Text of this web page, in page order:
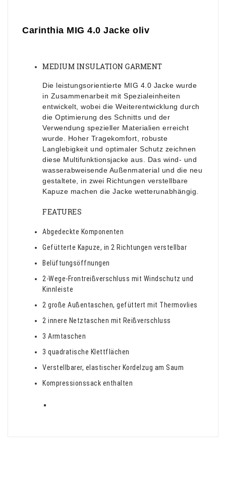
Carinthia MIG 4.0 Jacke oliv
MEDIUM INSULATION GARMENT
Die leistungsorientierte MIG 4.0 Jacke wurde
in Zusammenarbeit mit Spezialeinheiten
entwickelt, wobei die Weiterentwicklung durch
die Optimierung des Schnitts und der
Verwendung spezieller Materialien erreicht
wurde. Hoher Tragekomfort, robuste
Langlebigkeit und optimaler Schutz zeichnen
diese Multifunktionsjacke aus. Das wind- und
wasserabweisende Außenmaterial und die neu
gestaltete, in zwei Richtungen verstellbare
Kapuze machen die Jacke wetterunabhängig.
FEATURES
Abgedeckte Komponenten
Gefütterte Kapuze, in 2 Richtungen verstellbar
Belüftungsöffnungen
2-Wege-Frontreißverschluss mit Windschutz und
Kinnleiste
2 große Außentaschen, gefüttert mit Thermovlies
2 innere Netztaschen mit Reißverschluss
3 Armtaschen
3 quadratische Klettflächen
Verstellbarer, elastischer Kordelzug am Saum
Kompressionssack enthalten